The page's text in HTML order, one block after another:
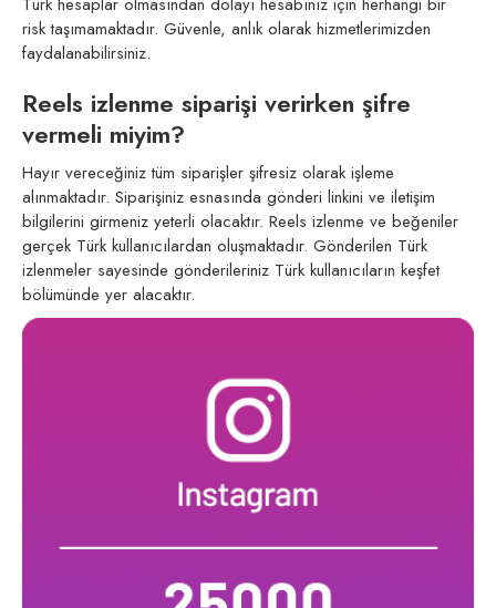
risk taşımamaktadır. Güvenle, anlık olarak hizmetlerimizden
faydalanabilirsiniz.
Reels izlenme siparişi verirken şifre
vermeli miyim?
Hayır vereceğiniz tüm siparişler şifresiz olarak işleme
alınmaktadır. Siparişiniz esnasında gönderi linkini ve iletişim
bilgilerini girmeniz yeterli olacaktır. Reels izlenme ve beğeniler
gerçek Türk kullanıcılardan oluşmaktadır. Gönderilen Türk
izlenmeler sayesinde gönderileriniz Türk kullanıcıların keşfet
bölümünde yer alacaktır.